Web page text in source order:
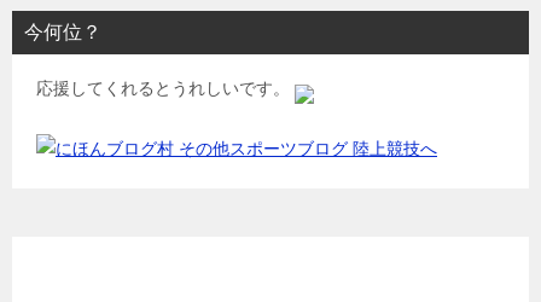
今何位？
応援してくれるとうれしいです。